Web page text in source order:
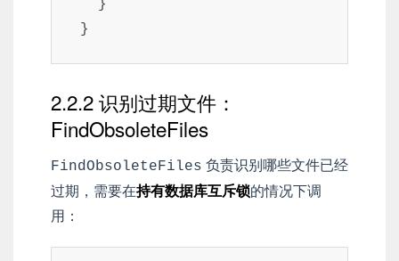
}
2.2.2 识别过期文件：
FindObsoleteFiles
FindObsoleteFiles 负责识别哪些文件已经
过期，需要在持有数据库互斥锁的情况下调
用：